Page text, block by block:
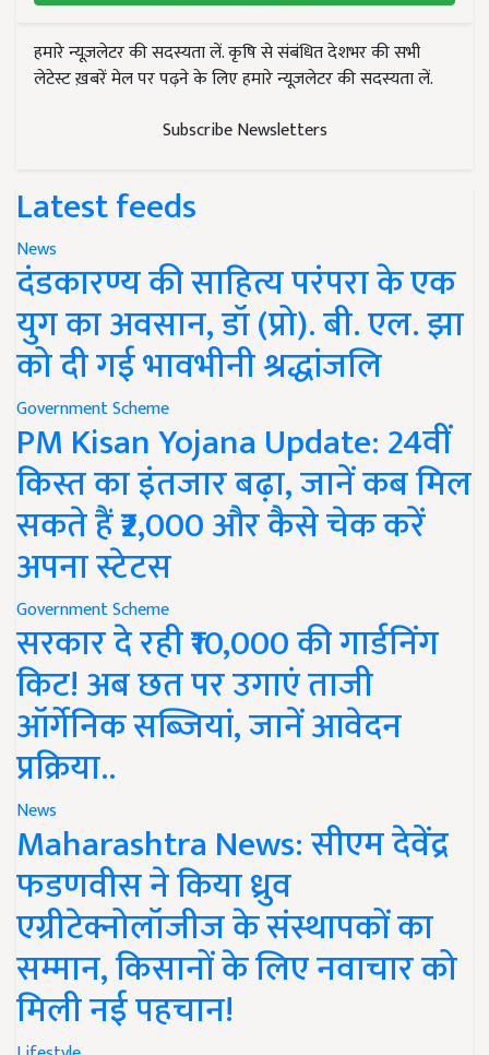
हमारे न्यूज़लेटर की सदस्यता लें. कृषि से संबंधित देशभर की सभी
लेटेस्ट ख़बरें मेल पर पढ़ने के लिए हमारे न्यूज़लेटर की सदस्यता लें.
Subscribe Newsletters
Latest feeds
News
दंडकारण्य की साहित्य परंपरा के एक
युग का अवसान, डॉ (प्रो). बी. एल. झा
को दी गई भावभीनी श्रद्धांजलि
Government Scheme
PM Kisan Yojana Update: 24वीं
किस्त का इंतजार बढ़ा, जानें कब मिल
सकते हैं ₹2,000 और कैसे चेक करें
अपना स्टेटस
Government Scheme
सरकार दे रही ₹10,000 की गार्डनिंग
किट! अब छत पर उगाएं ताजी
ऑर्गेनिक सब्जियां, जानें आवेदन
प्रक्रिया..
News
Maharashtra News: सीएम देवेंद्र
फडणवीस ने किया ध्रुव
एग्रीटेक्नोलॉजीज के संस्थापकों का
सम्मान, किसानों के लिए नवाचार को
मिली नई पहचान!